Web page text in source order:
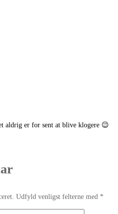
aldrig er for sent at blive klogere 😉
Udfyld venligst felterne med *